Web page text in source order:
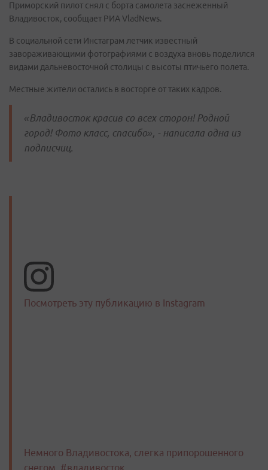
Приморский пилот снял с борта самолета заснеженный
Владивосток, сообщает РИА VladNews.
В социальной сети Инстаграм летчик известный
завораживающими фотографиями с воздуха вновь поделился
видами дальневосточной столицы с высоты птичьего полета.
Местные жители остались в восторге от таких кадров.
«Владивосток красив со всех сторон! Родной
город! Фото класс, спасибо», - написала одна из
подписчиц.
Посмотреть эту публикацию в Instagram
Немного Владивостока, слегка припорошенного
снегом. #владивосток